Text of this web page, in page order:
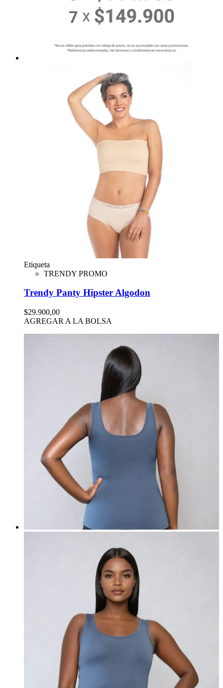
Etiqueta
TRENDY PROMO
Trendy Panty Hipster Algodon
$29.900,00
AGREGAR A LA BOLSA